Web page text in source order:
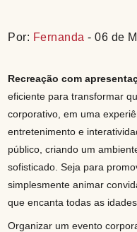
Por: Fernanda - 06 de
Recreação com
eficiente para transformar
corporativo, em uma
entretenimento e
público, criando um
sofisticado. Seja para
simplesmente animar
que encanta todas as idades.
Organizar um evento